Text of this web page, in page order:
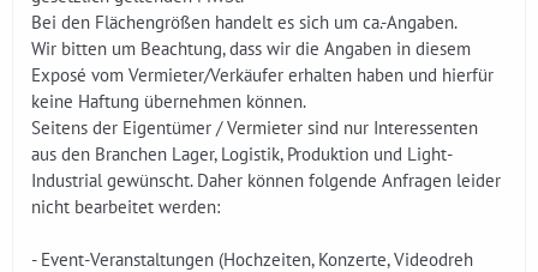
Bei den Flächengrößen handelt es sich um ca.-Angaben.
Wir bitten um Beachtung, dass wir die Angaben in diesem
Exposé vom Vermieter/Verkäufer erhalten haben und hierfür
keine Haftung übernehmen können.
Seitens der Eigentümer / Vermieter sind nur Interessenten
aus den Branchen Lager, Logistik, Produktion und Light-
Industrial gewünscht. Daher können folgende Anfragen leider
nicht bearbeitet werden:
- Event-Veranstaltungen (Hochzeiten, Konzerte, Videodreh